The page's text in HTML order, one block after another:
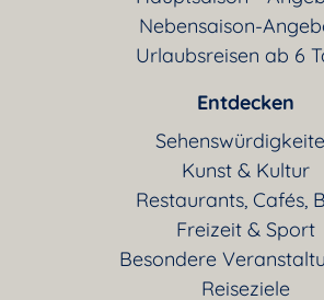
Nebensaison-
Urlaubsreisen ab 6
Entdecken
Kunst & Kultur
Restaurants, Cafés,
Freizeit & Sport
Besondere
Reiseziele